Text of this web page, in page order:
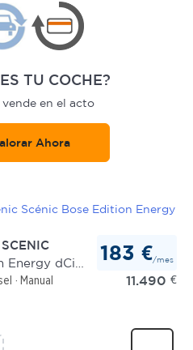
TU COCHE?
vende en el acto
Ahora
Manual
183 €/mes
11.490 €